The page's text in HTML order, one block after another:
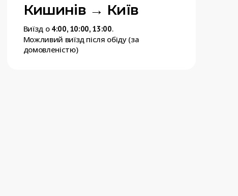
Кишинів → Київ
Виїзд о 4:00, 10:00, 13:00.
Можливий виїзд після обіду (за
домовленістю)